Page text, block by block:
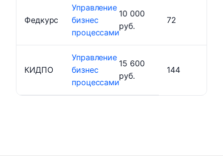
Федкурс
Управление
бизнес
процессами
10 000
руб.
72
КИДПО
Управление
бизнес
процессами
15 600
руб.
144